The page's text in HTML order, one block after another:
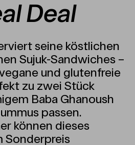
Deal
seine köstlichen
Sujuk-Sandwiches –
und glutenfreie
zu zwei Stück
Baba Ghanoush
passen.
können dieses
Sonderpreis